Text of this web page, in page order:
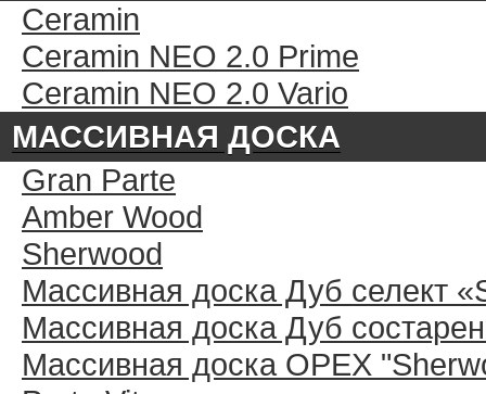
Ceramin
Ceramin NEO 2.0 Prime
Ceramin NEO 2.0 Vario
МАССИВНАЯ ДОСКА
Gran Parte
Amber Wood
Sherwood
Массивная доска Дуб селект
Массивная доска Дуб
Массивная доска ОРЕХ